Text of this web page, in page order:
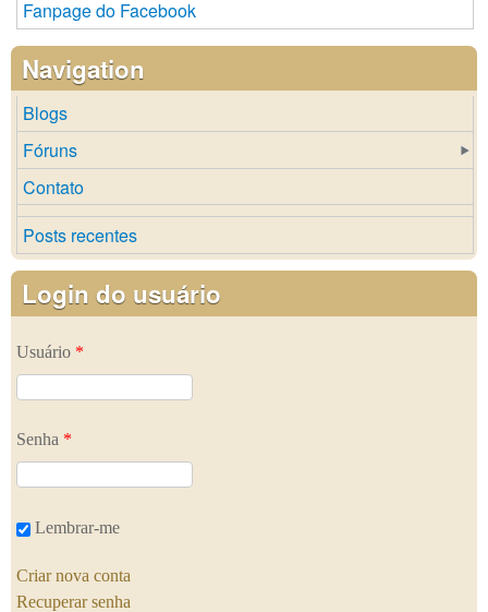
Fanpage do Facebook
Navigation
Blogs
Fóruns
Contato
Posts recentes
Login do usuário
Usuário *
Senha *
Lembrar-me
Criar nova conta
Recuperar senha